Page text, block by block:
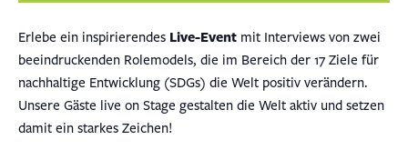
Erlebe ein inspirierendes Live-Event mit Interviews von zwei
beeindruckenden Rolemodels, die im Bereich der 17 Ziele für
nachhaltige Entwicklung (SDGs) die Welt positiv verändern.
Unsere Gäste live on Stage gestalten die Welt aktiv und setzen
damit ein starkes Zeichen!